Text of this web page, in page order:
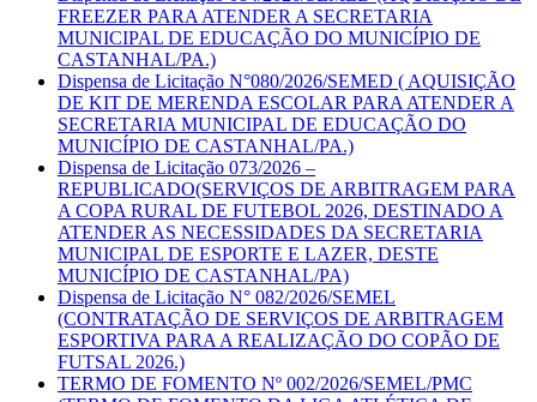
FREEZER PARA ATENDER A SECRETARIA
MUNICIPAL DE EDUCAÇÃO DO MUNICÍPIO DE
CASTANHAL/PA.)
Dispensa de Licitação N°080/2026/SEMED ( AQUISIÇÃO
DE KIT DE MERENDA ESCOLAR PARA ATENDER A
SECRETARIA MUNICIPAL DE EDUCAÇÃO DO
MUNICÍPIO DE CASTANHAL/PA.)
Dispensa de Licitação 073/2026 –
REPUBLICADO(SERVIÇOS DE ARBITRAGEM PARA
A COPA RURAL DE FUTEBOL 2026, DESTINADO A
ATENDER AS NECESSIDADES DA SECRETARIA
MUNICIPAL DE ESPORTE E LAZER, DESTE
MUNICÍPIO DE CASTANHAL/PA)
Dispensa de Licitação N° 082/2026/SEMEL
(CONTRATAÇÃO DE SERVIÇOS DE ARBITRAGEM
ESPORTIVA PARA A REALIZAÇÃO DO COPÃO DE
FUTSAL 2026.)
TERMO DE FOMENTO Nº 002/2026/SEMEL/PMC